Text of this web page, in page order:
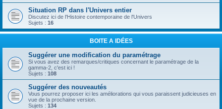
Situation RP dans l'Univers entier
Discutez ici de l'Histoire contemporaine de l'Univers
Sujets : 16
BOITE A IDÉES
Suggérer une modification du paramétrage
Si vous avez des remarques/critiques concernant le paramétrage de la
gamma-2, c'est ici !
Sujets : 108
Suggérer des nouveautés
Vous pourrez proposer ici les améliorations qui vous paraissent judicieuses en
vue de la prochaine version.
Sujets : 134